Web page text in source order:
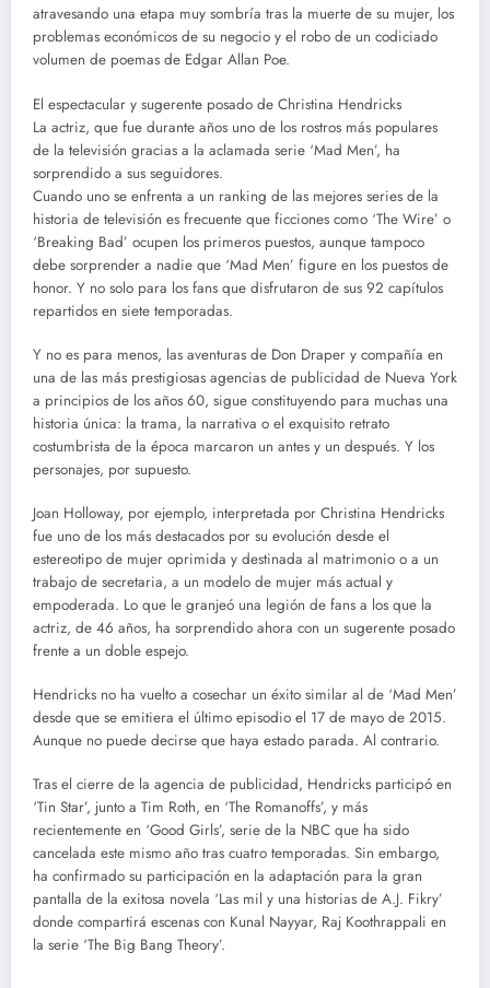
atravesando una etapa muy sombría tras la muerte de su mujer, los
problemas económicos de su negocio y el robo de un codiciado
volumen de poemas de Edgar Allan Poe.
El espectacular y sugerente posado de Christina Hendricks
La actriz, que fue durante años uno de los rostros más populares
de la televisión gracias a la aclamada serie ‘Mad Men’, ha
sorprendido a sus seguidores.
Cuando uno se enfrenta a un ranking de las mejores series de la
historia de televisión es frecuente que ficciones como ‘The Wire’ o
‘Breaking Bad’ ocupen los primeros puestos, aunque tampoco
debe sorprender a nadie que ‘Mad Men’ figure en los puestos de
honor. Y no solo para los fans que disfrutaron de sus 92 capítulos
repartidos en siete temporadas.
Y no es para menos, las aventuras de Don Draper y compañía en
una de las más prestigiosas agencias de publicidad de Nueva York
a principios de los años 60, sigue constituyendo para muchas una
historia única: la trama, la narrativa o el exquisito retrato
costumbrista de la época marcaron un antes y un después. Y los
personajes, por supuesto.
Joan Holloway, por ejemplo, interpretada por Christina Hendricks
fue uno de los más destacados por su evolución desde el
estereotipo de mujer oprimida y destinada al matrimonio o a un
trabajo de secretaria, a un modelo de mujer más actual y
empoderada. Lo que le granjeó una legión de fans a los que la
actriz, de 46 años, ha sorprendido ahora con un sugerente posado
frente a un doble espejo.
Hendricks no ha vuelto a cosechar un éxito similar al de ‘Mad Men’
desde que se emitiera el último episodio el 17 de mayo de 2015.
Aunque no puede decirse que haya estado parada. Al contrario.
Tras el cierre de la agencia de publicidad, Hendricks participó en
‘Tin Star’, junto a Tim Roth, en ‘The Romanoffs’, y más
recientemente en ‘Good Girls’, serie de la NBC que ha sido
cancelada este mismo año tras cuatro temporadas. Sin embargo,
ha confirmado su participación en la adaptación para la gran
pantalla de la exitosa novela ‘Las mil y una historias de A.J. Fikry’
donde compartirá escenas con Kunal Nayyar, Raj Koothrappali en
la serie ‘The Big Bang Theory’.